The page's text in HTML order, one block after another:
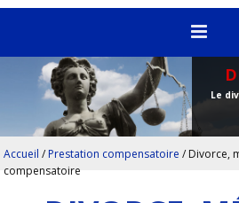
Le
Accueil / Prestation compensatoire / Divorce,
compensatoire